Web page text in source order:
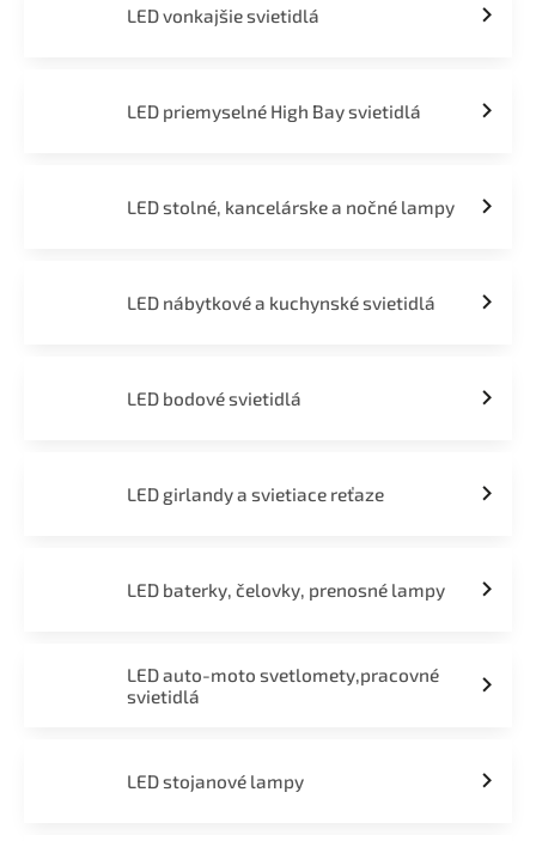
LED vonkajšie svietidlá
LED priemyselné High Bay svietidlá
LED stolné, kancelárske a nočné lampy
LED nábytkové a kuchynské svietidlá
LED bodové svietidlá
LED girlandy a svietiace reťaze
LED baterky, čelovky, prenosné lampy
LED auto-moto svetlomety,pracovné
svietidlá
LED stojanové lampy